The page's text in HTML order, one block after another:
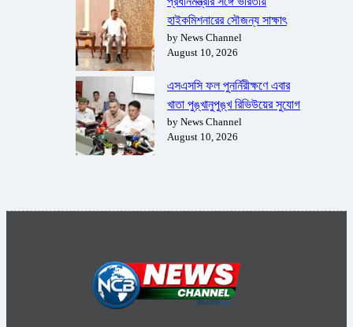
হাইকমিশনারের সৌজন্য সাক্ষাৎ
by News Channel
August 10, 2026
এসএসসি ফল পুনর্নিরীক্ষণে এবার
খাতা পুঙ্খানুপুঙ্খ রিভিউয়ের সুযোগ
by News Channel
August 10, 2026